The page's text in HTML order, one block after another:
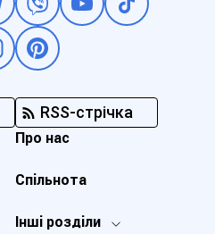
RSS-стрічка
Інші розділи
Про нас
Спільнота